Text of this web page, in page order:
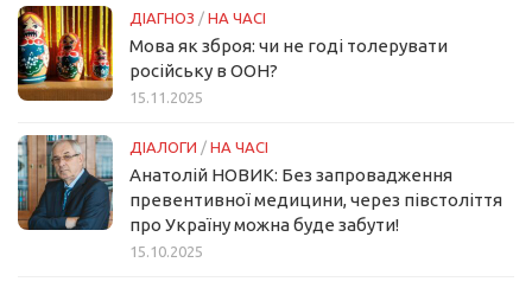
ДІАГНОЗ / НА ЧАСІ
Мова як зброя: чи не годі толерувати
російську в ООН?
15.11.2025
ДІАЛОГИ / НА ЧАСІ
Анатолій НОВИК: Без запровадження
превентивної медицини, через півстоліття
про Україну можна буде забути!
15.10.2025